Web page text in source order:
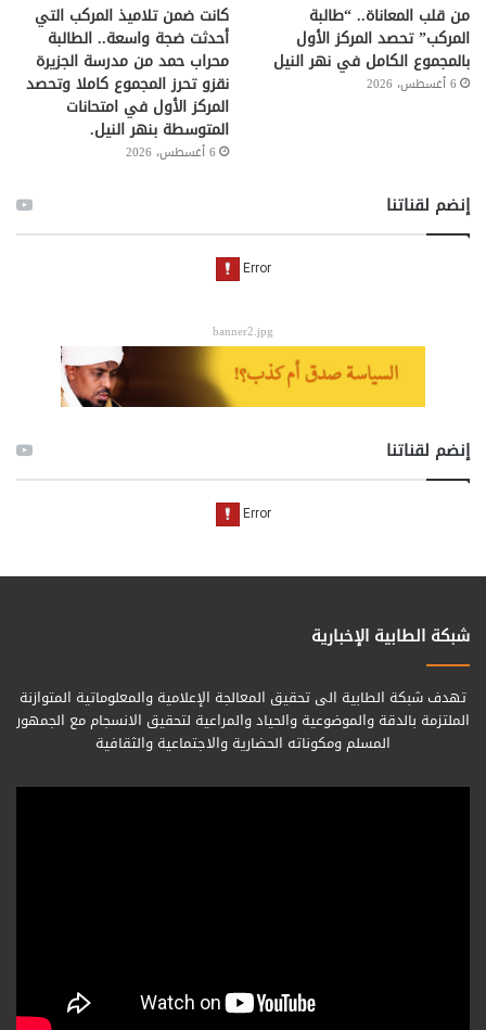
من قلب المعاناة.. “طالبة
المركب” تحصد المركز الأول
بالمجموع الكامل في نهر النيل
6 أغسطس، 2026
كانت ضمن تلاميذ المركب التي
أحدثت ضجة واسعة.. الطالبة
محراب حمد من مدرسة الجزيرة
نقزو تحرز المجموع كاملا وتحصد
المركز الأول في امتحانات
المتوسطة بنهر النيل.
6 أغسطس، 2026
إنضم لقناتنا
banner2.jpg
إنضم لقناتنا
شبكة الطابية الإخبارية
تهدف شبكة الطابية الى تحقيق المعالجة الإعلامية والمعلوماتية المتوازنة
الملتزمة بالدقة والموضوعية والحياد والمراعية لتحقيق الانسجام مع الجمهور
المسلم ومكوناته الحضارية والاجتماعية والثقافية